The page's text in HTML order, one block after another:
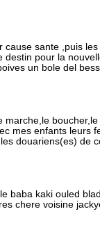
sante ,puis
pour la
un bole del
mes enfants leurs
douariens(es) de
baba kaki ouled
chere voisine